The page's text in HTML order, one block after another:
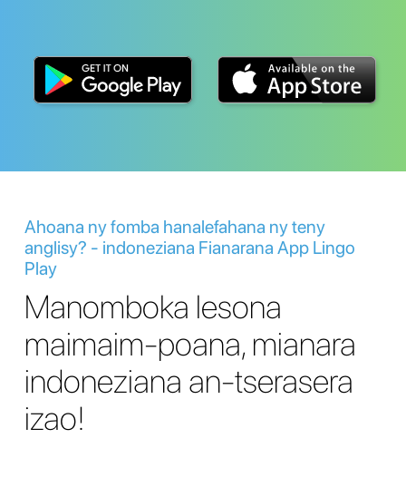
Ahoana ny fomba hanalefahana ny teny
anglisy? - indoneziana Fianarana App Lingo
Play
Manomboka lesona
maimaim-poana, mianara
indoneziana an-tserasera
izao!